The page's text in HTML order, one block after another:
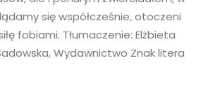
się współcześnie, otoczeni
fobiami. Tłumaczenie: Elżbieta
Wydawnictwo Znak litera